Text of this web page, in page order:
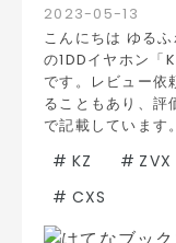
2023-05-13
こんにちは ゆる
の1DDイヤホン「
です。レビュー依
ることもあり、評
で記載していま
# KZ # ZVX
# CXS